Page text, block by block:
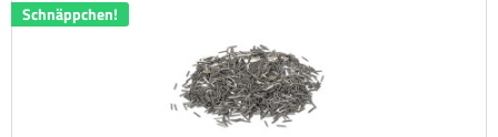
Schnäppchen!